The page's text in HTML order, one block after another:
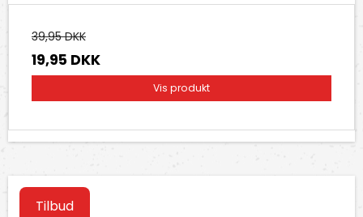
39,95 DKK
19,95 DKK
Vis produkt
Tilbud